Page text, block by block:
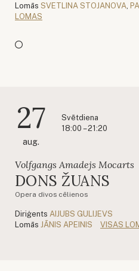
Lomās SVETLINA STOJANOVA
LOMAS
27
aug.
Svētdiena
18:00 – 21:20
Volfgangs Amadejs Mocarts
DONS ŽUANS
Opera divos cēlienos
Diriģents AIJUBS GULIJEVS
Lomās JĀNIS APEINIS VISAS